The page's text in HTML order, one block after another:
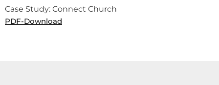
Case Study: Connect Church
PDF-Download